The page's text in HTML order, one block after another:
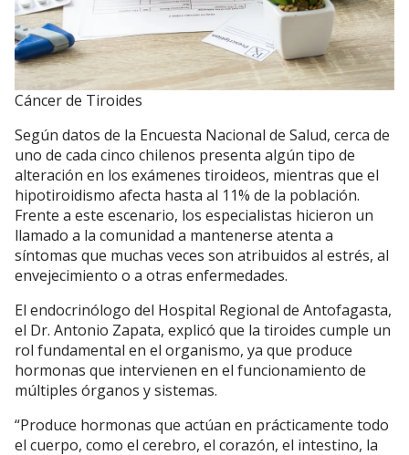
Cáncer de Tiroides
Según datos de la Encuesta Nacional de Salud, cerca de
uno de cada cinco chilenos presenta algún tipo de
alteración en los exámenes tiroideos, mientras que el
hipotiroidismo afecta hasta al 11% de la población.
Frente a este escenario, los especialistas hicieron un
llamado a la comunidad a mantenerse atenta a
síntomas que muchas veces son atribuidos al estrés, al
envejecimiento o a otras enfermedades.
El endocrinólogo del Hospital Regional de Antofagasta,
el Dr. Antonio Zapata, explicó que la tiroides cumple un
rol fundamental en el organismo, ya que produce
hormonas que intervienen en el funcionamiento de
múltiples órganos y sistemas.
“Produce hormonas que actúan en prácticamente todo
el cuerpo, como el cerebro, el corazón, el intestino, la